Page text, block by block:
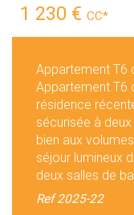
1 230 € CC*
Appartement T6
Appartement T6
résidence
sécurisée à
bien aux
séjour lumineux
deux salles de
Ref2025-22